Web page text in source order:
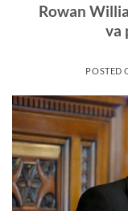
Rowan
va
POSTED